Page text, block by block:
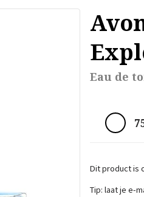
Eau de
Dit product is
Tip: laat je e-